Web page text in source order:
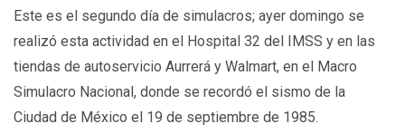
Este es el segundo día de simulacros; ayer domingo se
realizó esta actividad en el Hospital 32 del IMSS y en las
tiendas de autoservicio Aurrerá y Walmart, en el Macro
Simulacro Nacional, donde se recordó el sismo de la
Ciudad de México el 19 de septiembre de 1985.